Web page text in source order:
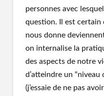
personnes avec
question. Il est certain
nous donne
on internalise la
des aspects de notre
d’atteindre un “niveau
(j’essaie de ne pas